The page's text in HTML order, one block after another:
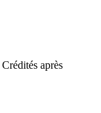
Crédités après